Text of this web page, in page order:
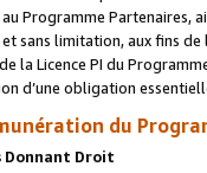
Programme Partenaires,
sans limitation, aux fins
la Licence PI du
d’une obligation
du
Donnant Droit